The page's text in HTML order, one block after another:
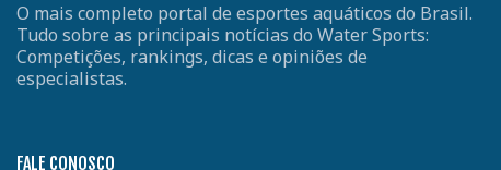
O mais completo portal de esportes aquáticos do Brasil.
Tudo sobre as principais notícias do Water Sports:
Competições, rankings, dicas e opiniões de
especialistas.
FALE CONOSCO